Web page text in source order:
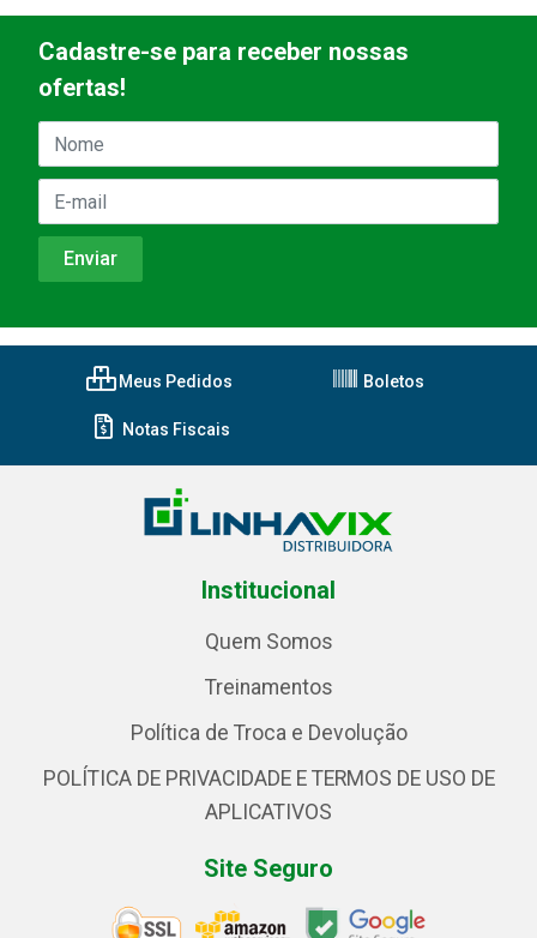
Cadastre-se para receber nossas
ofertas!
Meus Pedidos Boletos
Notas Fiscais
Institucional
Quem Somos
Treinamentos
Política de Troca e Devolução
POLÍTICA DE PRIVACIDADE E TERMOS DE USO DE
APLICATIVOS
Site Seguro